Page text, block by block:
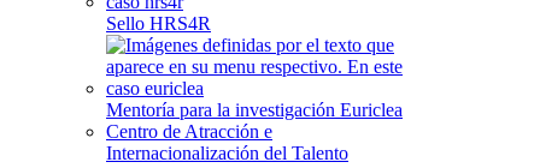
Sello HRS4R
Mentoría para la investigación Euriclea
Centro de Atracción e
Internacionalización del Talento